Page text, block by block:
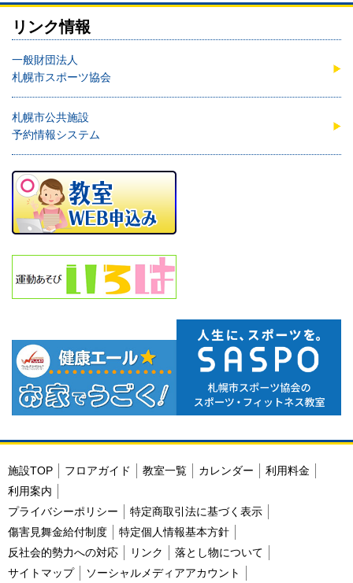
リンク情報
一般財団法人
札幌市スポーツ協会
札幌市公共施設
予約情報システム
施設TOP フロアガイド 教室一覧 カレンダー
利用料金
利用案内
プライバシーポリシー
特定商取引法に基づく表示
傷害見舞金給付制度
特定個人情報基本方針
反社会的勢力への対応
リンク
落とし物について
サイトマップ
ソーシャルメディアアカウント